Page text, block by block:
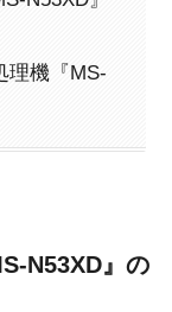
理機『MS-
N53XD』の